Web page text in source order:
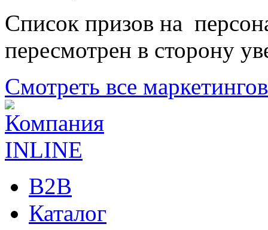
Список призов на
пересмотрен в сторону
Смотреть все
B2B
Каталог